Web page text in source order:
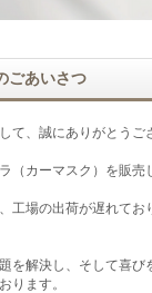
ごあいさつ
、誠にありがとうご
（カーマスク）を販売
工場の出荷が遅れてお
を解決し、そして喜び
ります。